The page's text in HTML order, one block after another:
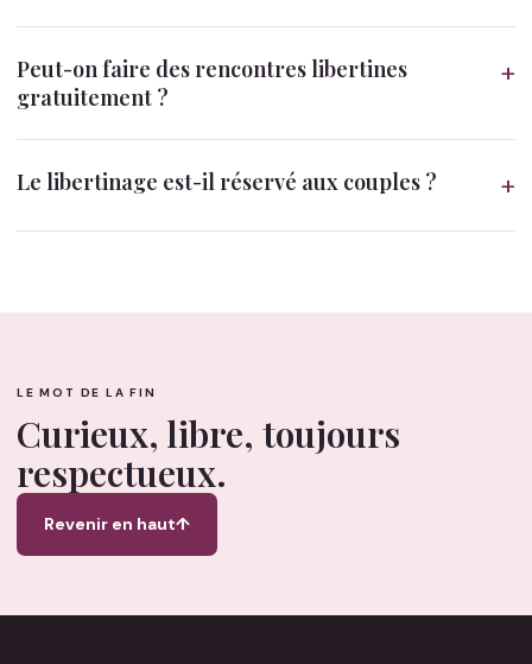
Peut-on faire des rencontres libertines
gratuitement ?
+
Le libertinage est-il réservé aux couples ? +
LE MOT DE LA FIN
Curieux, libre, toujours
respectueux.
Revenir en haut↑